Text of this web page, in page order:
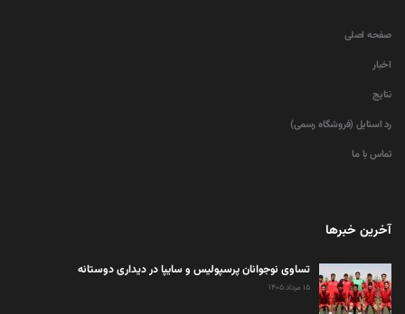
صفحه اصلی
اخبار
نتایج
رد استایل (فروشگاه رسمی)
تماس با ما
آخرین خبرها
تساوی نوجوانان پرسپولیس و سایپا در دیداری دوستانه
۱۵ مرداد ۱۴۰۵